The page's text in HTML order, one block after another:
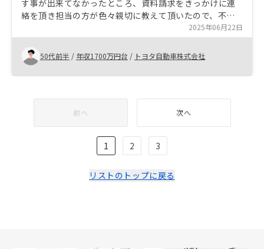
す事が出来てなかったところ、資料請求をきっかけに連
絡を頂き担当の方が色々親切に教えて頂いたので、不安
を解消出来たのと、手間が掛からず管理出来そうと思っ
たため、購入を決めました。 物件価格が少し高く感じた
ので、相場と比較しての価格妥当性を説明頂けると良い
と感じました。購入までに物件を見学出来ると安心でき
るが、その余裕も取れなかった。
2025年06月22日
50代前半 / 年収1700万円台 / トヨタ自動車株式会社
前へ 次へ
1 2 3
リストのトップに戻る